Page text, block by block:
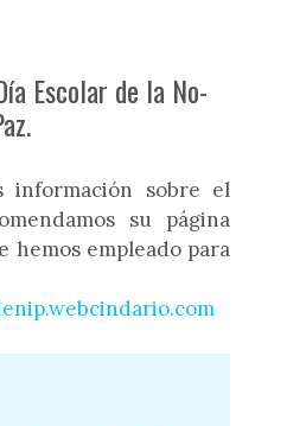
Escolar de la No-
información sobre el
su página
hemos empleado para